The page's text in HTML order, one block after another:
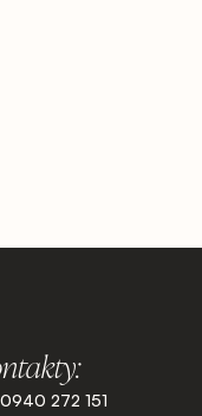
0940 272 151